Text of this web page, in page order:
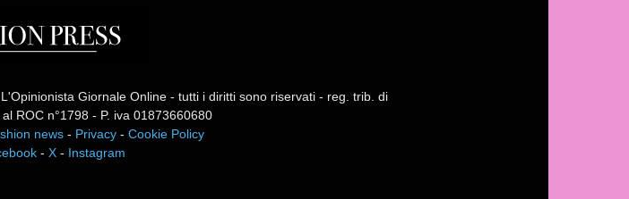
Giornale Online - tutti i diritti sono riservati - reg. trib. di
ROC n°1798 - P. iva 01873660680
news- Privacy- Cookie Policy
-X - Instagram